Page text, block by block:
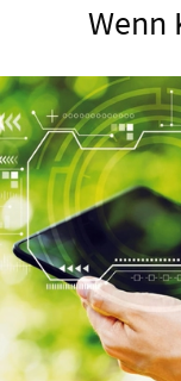
Wenn